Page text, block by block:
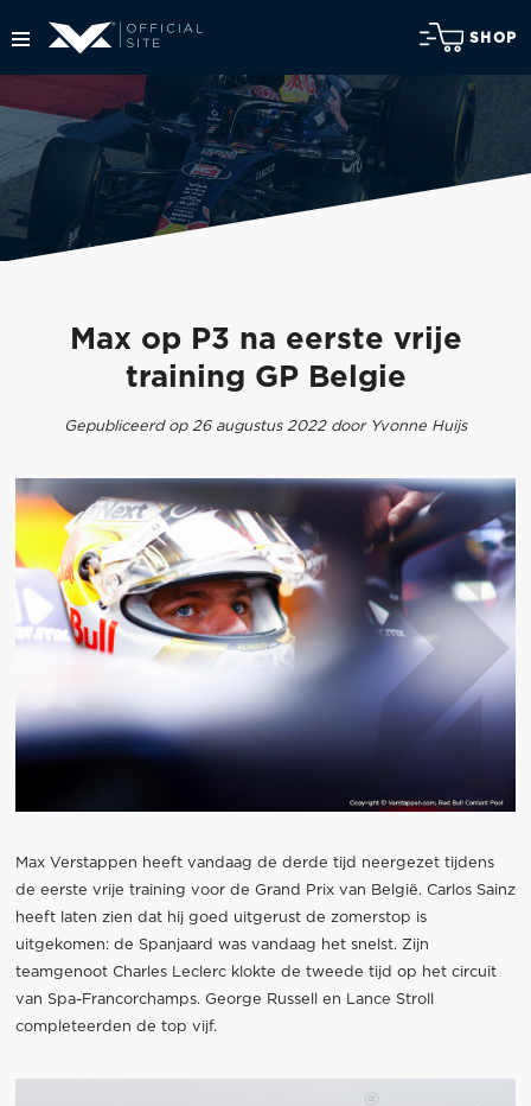
SHOP
Max op P3 na eerste vrije
training GP Belgie
Gepubliceerd op 26 augustus 2022 door Yvonne Huijs
Max Verstappen heeft vandaag de derde tijd neergezet tijdens
de eerste vrije training voor de Grand Prix van België. Carlos Sainz
heeft laten zien dat hij goed uitgerust de zomerstop is
uitgekomen: de Spanjaard was vandaag het snelst. Zijn
teamgenoot Charles Leclerc klokte de tweede tijd op het circuit
van Spa-Francorchamps. George Russell en Lance Stroll
completeerden de top vijf.